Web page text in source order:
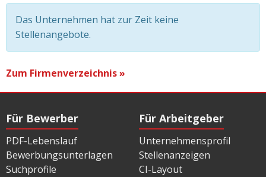
Das Unternehmen hat zur Zeit keine
Stellenangebote.
Zum Firmenverzeichnis »
Für Bewerber
PDF-Lebenslauf
Bewerbungsunterlagen
Suchprofile
Für Arbeitgeber
Unternehmensprofil
Stellenanzeigen
CI-Layout